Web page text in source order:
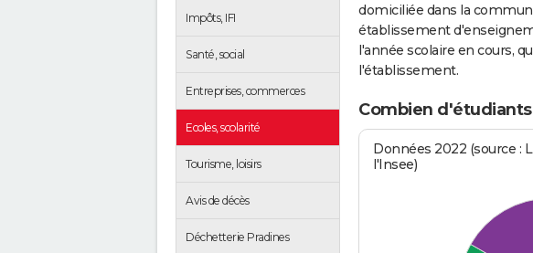
Impôts, IFI
Santé, social
Entreprises, commerces
Ecoles, scolarité
Tourisme, loisirs
Avis de décès
Déchetterie Pradines
domiciliée dans la
établissement
l'année scolaire en cours,
l'établissement.
Combien
Données 2022 (source :
l'Insee)